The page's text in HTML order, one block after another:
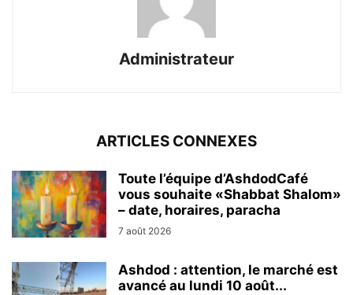
Administrateur
ARTICLES CONNEXES
Toute l’équipe d’AshdodCafé
vous souhaite «Shabbat Shalom»
– date, horaires, paracha
7 août 2026
Ashdod : attention, le marché est
avancé au lundi 10 août...